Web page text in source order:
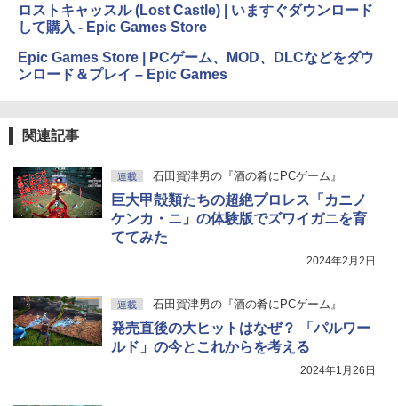
ロストキャッスル (Lost Castle) | いますぐダウンロード
して購入 - Epic Games Store
Epic Games Store | PCゲーム、MOD、DLCなどをダウ
ンロード＆プレイ – Epic Games
関連記事
連載 石田賀津男の『酒の肴にPCゲーム』
巨大甲殻類たちの超絶プロレス「カニノ
ケンカ・ニ」の体験版でズワイガニを育
ててみた
2024年2月2日
連載 石田賀津男の『酒の肴にPCゲーム』
発売直後の大ヒットはなぜ？ 「パルワー
ルド」の今とこれからを考える
2024年1月26日